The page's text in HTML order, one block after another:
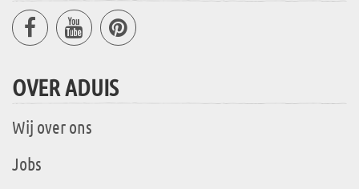
OVER ADUIS
Wij over ons
Jobs